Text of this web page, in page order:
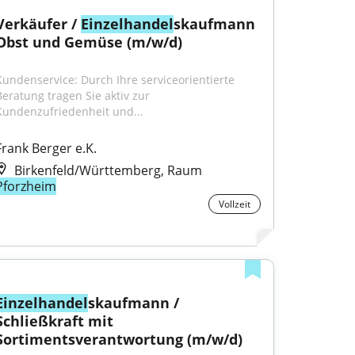
/ Einzelhandelskaufmann
und Gemüse (m/w/d)
Durch Ihre serviceorientierte
tragen Sie aktiv zur
und...
Berger e.K.
Birkenfeld/Württemberg, Raum
Vollzeit
skaufmann /
mit
(m/w/d)